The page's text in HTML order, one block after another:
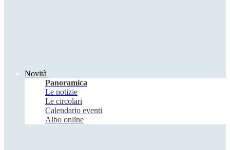
Novità
Panoramica
Le notizie
Le circolari
Calendario eventi
Albo online